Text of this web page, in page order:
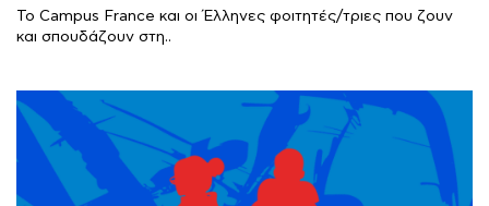
Το Campus France και οι Έλληνες φοιτητές/τριες που ζουν
και σπουδάζουν στη..